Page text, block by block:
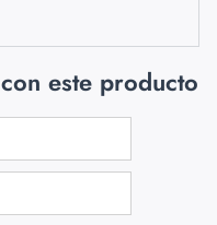
este producto